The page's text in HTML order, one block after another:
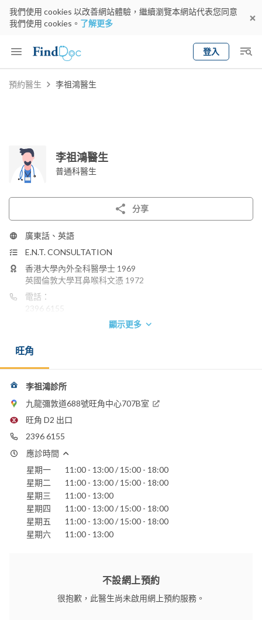
我們使用 cookies 以改善網站體驗，繼續瀏覽本網站代表您同意
我們使用 cookies。 了解更多
登入
Keyword
預約醫生 李祖鴻醫生
李祖鴻醫生
普通科醫生
分享
廣東話、英語
E.N.T. CONSULTATION
香港大學內外全科醫學士 1969
英國倫敦大學耳鼻喉科文憑 1972
電話：
2396 6155
聖德肋撒醫院
顯示更多
旺角
李祖鴻診所
九龍彌敦道688號旺角中心707B室
旺角 D2 出口
2396 6155
應診時間
星期一
11:00 - 13:00 / 15:00 - 18:00
星期二
11:00 - 13:00 / 15:00 - 18:00
星期三
11:00 - 13:00
星期四
11:00 - 13:00 / 15:00 - 18:00
星期五
11:00 - 13:00 / 15:00 - 18:00
星期六
11:00 - 13:00
不設網上預約
很抱歉，此醫生尚未啟用網上預約服務。